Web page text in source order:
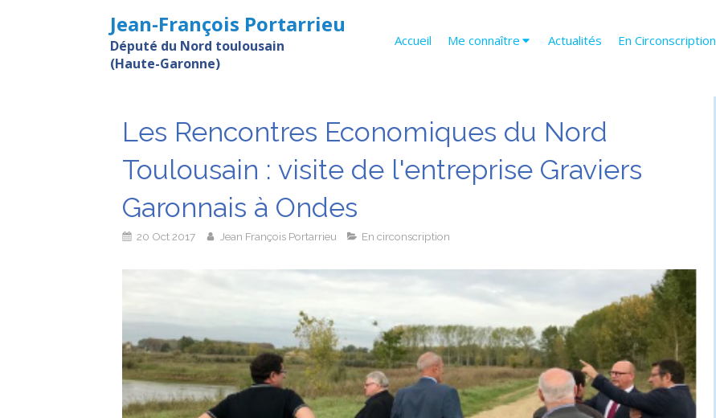
Accueil Me connaître Actualités En Circonscription
Jean-François Portarrieu
Député du Nord toulousain
(Haute-Garonne)
Les Rencontres Economiques du Nord
Toulousain : visite de l'entreprise Graviers
Garonnais à Ondes
20 Oct 2017 Jean François Portarrieu En circonscription